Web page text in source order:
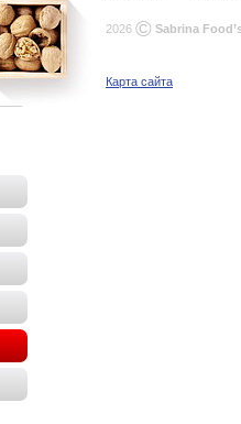
2026 © Sabrina
Карта сайта